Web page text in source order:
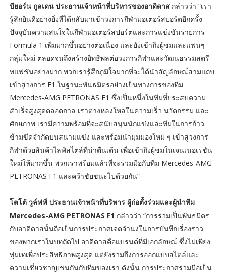
บียอร์น กูลเดน ประธานเจ้าหน้าที่บริหารของอาดิดาสกล่าวว่า “เรา
รู้สึกยินดีอย่างยิ่งที่ได้กลับมาเข้าวงการกีฬามอเตอร์สปอร์ตอีกครั้ง
ปัจจุบันความสนใจในกีฬามอเตอร์สปอร์ตและการแข่งขันรายการ
Formula 1 เพิ่มมากขึ้นอย่างต่อเนื่อง และยังเข้าถึงผู้ชมและแฟนๆ
กลุ่มใหม่ ตลอดจนถึงสร้างอิทธิพลต่อวงการกีฬาและวัฒนธรรมสตรี
ทแฟชันอย่างมาก พวกเรารู้สึกภูมิใจมากที่จะได้นำสัญลักษณ์สามแถบ
เข้าสู่วงการ F1 ในฐานะพันธมิตรอย่างเป็นทางการของทีม
Mercedes-AMG PETRONAS F1 ซึ่งเป็นหนึ่งในทีมที่ประสบความ
สำเร็จสูงสุดตลอดกาล เราต่างหลงใหลในความเร็ว นวัตกรรม และ
ศักยภาพ เรามีความพร้อมที่จะสนับสนุนนักแข่งและทีมในการก้าว
ข้ามขีดจำกัดบนสนามแข่ง และพร้อมนำมุมมองใหม่ ๆ เข้าสู่วงการ
กีฬาด้วยสินค้าไลฟ์สไตล์ที่น่าตื่นเต้น เพื่อเข้าถึงผู้ชมในเจนเนอเรชัน
ใหม่ให้มากขึ้น พวกเราพร้อมแล้วที่จะร่วมมือกับทีม Mercedes-AMG
PETRONAS F1 และคว้าชัยชนะไปด้วยกัน”
โตโต้ วูล์ฟฟ์ ประธานเจ้าหน้าที่บริหาร ผู้ก่อตั้งร่วมและผู้นำทีม
Mercedes-AMG PETRONAS F1 กล่าวว่า “การร่วมเป็นพันธมิตร
กับอาดิดาสนั้นถือเป็นการประกาศเจตจำนงในการบันทึกเรื่องราว
ของพวกเราในบทถัดไป อาดิดาสคือแบรนด์ที่มีเอกลักษณ์ ซึ่งไม่เพียง
ทุ่มเทเพื่อประสิทธิภาพสูงสุด แต่ยังรวมถึงการออกแบบสไตล์และ
ความเชี่ยวชาญเช่นกันกับทีมของเรา ดังนั้น การประกาศร่วมมือเป็น